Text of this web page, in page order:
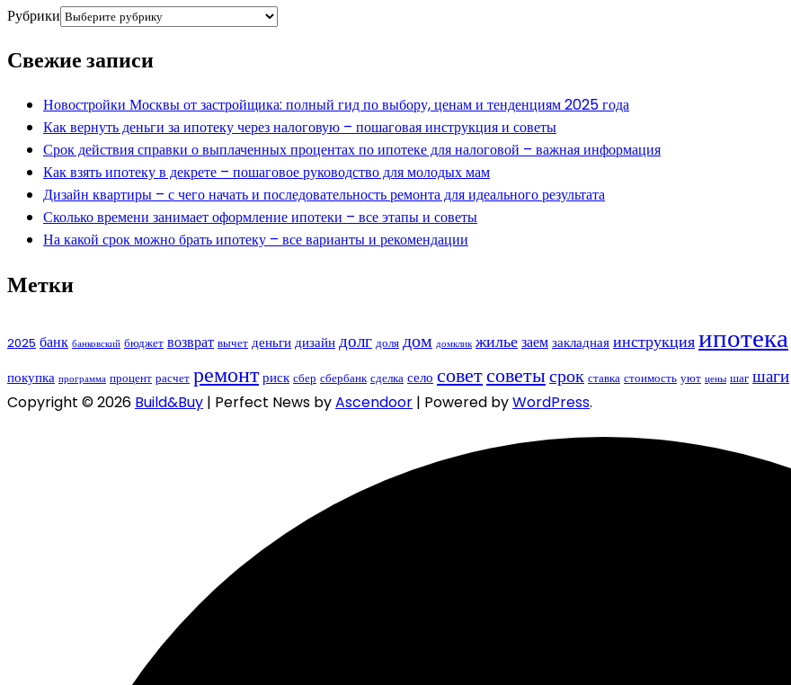
Рубрики
Свежие записи
Новостройки Москвы от застройщика: полный гид по выбору, ценам и тенденциям 2025 года
Как вернуть деньги за ипотеку через налоговую – пошаговая инструкция и советы
Срок действия справки о выплаченных процентах по ипотеке для налоговой – важная информация
Как взять ипотеку в декрете – пошаговое руководство для молодых мам
Дизайн квартиры – с чего начать и последовательность ремонта для идеального результата
Сколько времени занимает оформление ипотеки – все этапы и советы
На какой срок можно брать ипотеку – все варианты и рекомендации
Метки
2025 банк банковский бюджет возврат вычет деньгидизайндолг доля дом домклик жильезаемзакладнаяинструкцияипотека
покупка программа процент расчет ремонтриск сбер сбербанк сделка село советсоветысрок ставка стоимость уют цены шаг шаги
Copyright © 2026 Build&Buy | Perfect News byAscendoor | Powered byWordPress.